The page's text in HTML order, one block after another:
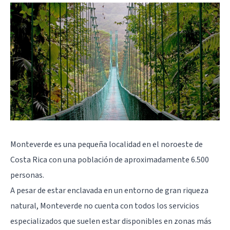
Monteverde es una pequeña localidad en el noroeste de
Costa Rica con una población de aproximadamente 6.500
personas.
A pesar de estar enclavada en un entorno de gran riqueza
natural, Monteverde no cuenta con todos los servicios
especializados que suelen estar disponibles en zonas más